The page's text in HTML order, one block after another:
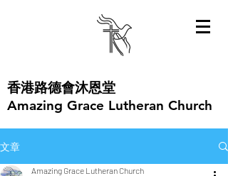
​香港路德會沐恩堂
Amazing Grace Lutheran Church
文章
Amazing Grace Lutheran Church